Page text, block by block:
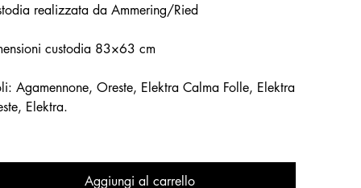
realizzata da Ammering/Ried
custodia 83×63 cm
Agamennone, Oreste, Elektra Calma Folle, Elektra
Elektra.
Aggiungi al carrello